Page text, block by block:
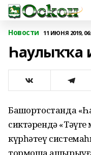
Новости 11 ИЮНЯ 2019,
Һаулыҡҡа
Башҡортостанда
сиктәрендә
күрһәтеү